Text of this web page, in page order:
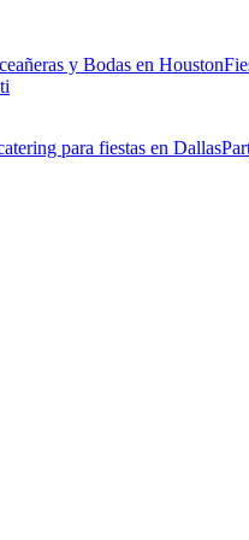
y Bodas en Houston
para fiestas en Dallas